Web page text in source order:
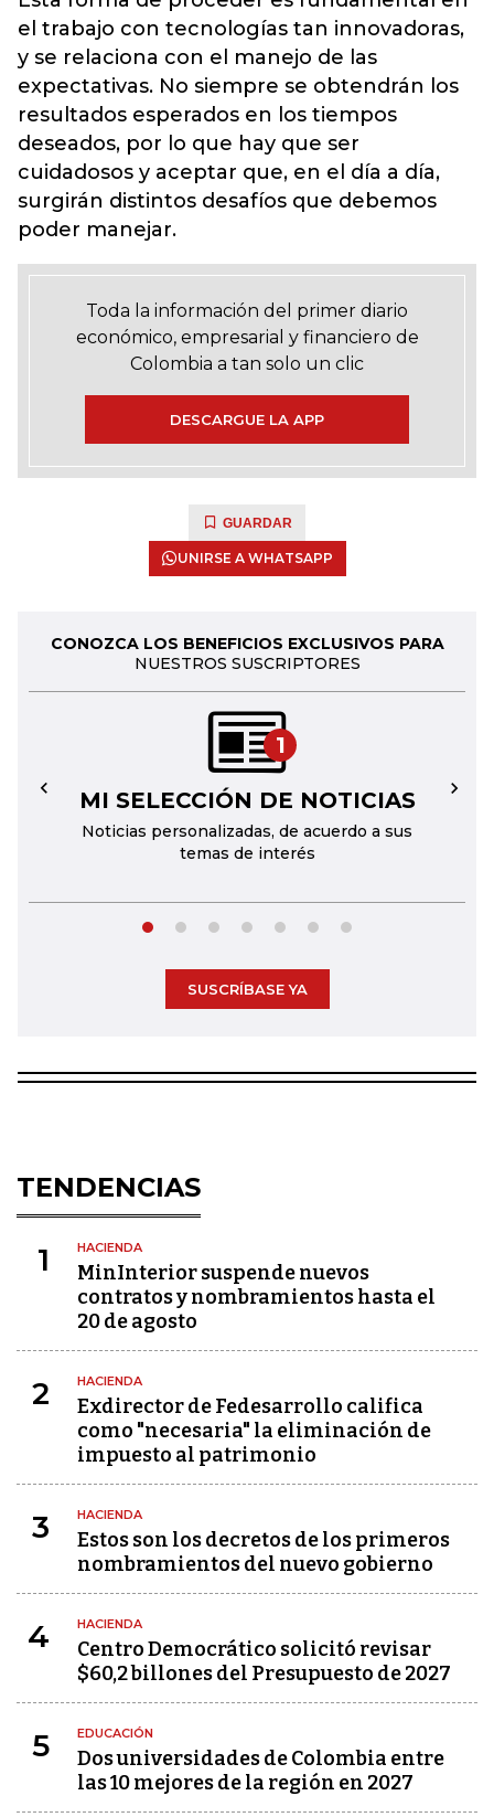
el trabajo con tecnologías tan innovadoras,
y se relaciona con el manejo de las
expectativas. No siempre se obtendrán los
resultados esperados en los tiempos
deseados, por lo que hay que ser
cuidadosos y aceptar que, en el día a día,
surgirán distintos desafíos que debemos
poder manejar.
Toda la información del primer diario
económico, empresarial y financiero de
Colombia a tan solo un clic
DESCARGUE LA APP
GUARDAR
UNIRSE A WHATSAPP
CONOZCA LOS BENEFICIOS EXCLUSIVOS PARA
NUESTROS SUSCRIPTORES
1
MI SELECCIÓN DE NOTICIAS
Noticias personalizadas, de acuerdo a sus
temas de interés
← →
SUSCRÍBASE YA
TENDENCIAS
1 HACIENDA
MinInterior suspende nuevos
contratos y nombramientos hasta el
20 de agosto
2 HACIENDA
Exdirector de Fedesarrollo califica
como "necesaria" la eliminación de
impuesto al patrimonio
3 HACIENDA
Estos son los decretos de los primeros
nombramientos del nuevo gobierno
4 HACIENDA
Centro Democrático solicitó revisar
$60,2 billones del Presupuesto de 2027
5 EDUCACIÓN
Dos universidades de Colombia entre
las 10 mejores de la región en 2027